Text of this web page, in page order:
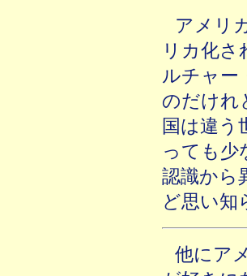
アメリ
リカ化
ルチャー
のだけれ
国は違う
っても少
認識から
ど思い知
他にア